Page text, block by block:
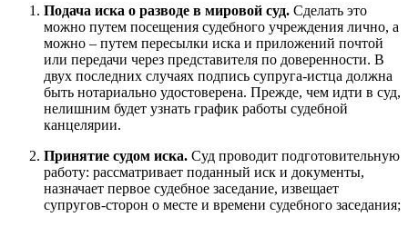
Подача иска о разводе в мировой суд. Сделать это
можно путем посещения судебного учреждения лично, а
можно – путем пересылки иска и приложений почтой
или передачи через представителя по доверенности. В
двух последних случаях подпись супруга-истца должна
быть нотариально удостоверена. Прежде, чем идти в суд,
нелишним будет узнать график работы судебной
канцелярии.
Принятие судом иска. Суд проводит подготовительную
работу: рассматривает поданный иск и документы,
назначает первое судебное заседание, извещает
супругов-сторон о месте и времени судебного заседания;